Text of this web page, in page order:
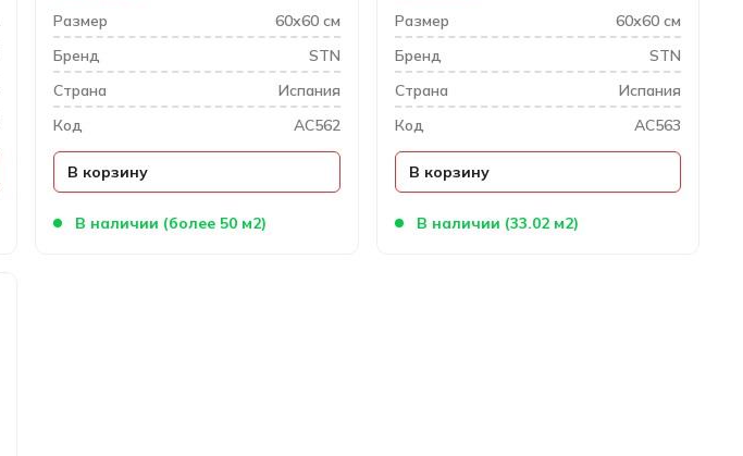
В наличии (более 50 м2)
Размер
60х60 см
Бренд
STN
Cтрана
Испания
Код
AC562
В корзину
В наличии (33.02 м2)
Размер
60х60 см
Бренд
STN
Cтрана
Испания
Код
AC563
В корзину